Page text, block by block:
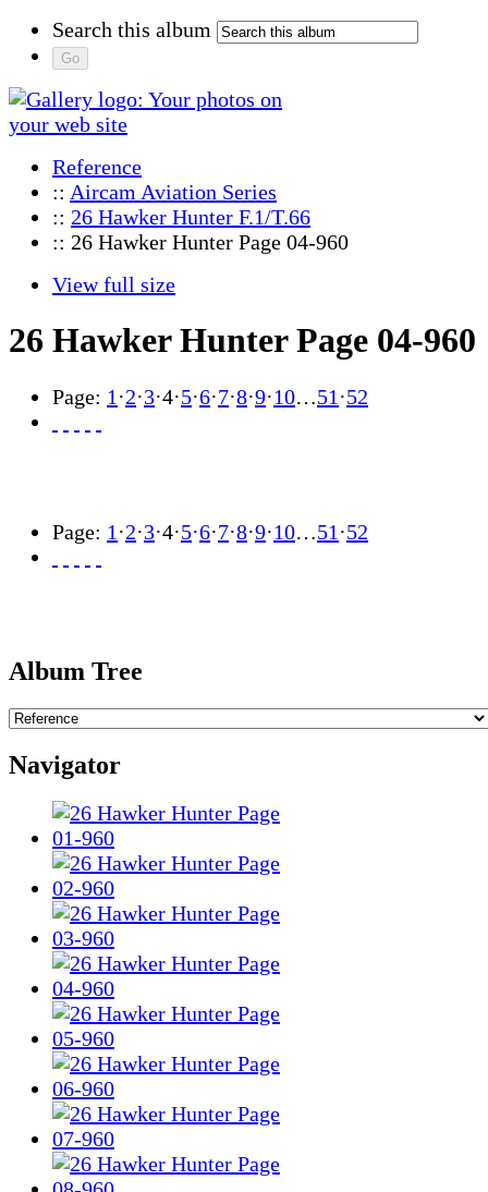
Search this album
Reference
:: Aircam Aviation Series
:: 26 Hawker Hunter F.1/T.66
:: 26 Hawker Hunter Page 04-960
View full size
26 Hawker Hunter Page 04-960
Page: 1 ·2·3·4·5·6·7·8·9·10…51 ·52
Page: 1 ·2·3·4·5·6·7·8·9·10…51 ·52
Album Tree
Navigator